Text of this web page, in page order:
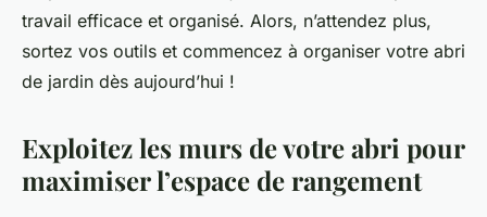
travail efficace et organisé. Alors, n’attendez plus,
sortez vos outils et commencez à organiser votre abri
de jardin dès aujourd’hui !
Exploitez les murs de votre abri pour
maximiser l’espace de rangement